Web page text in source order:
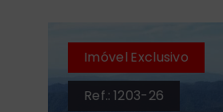
Imóvel Exclusivo
Ref.:1203-26